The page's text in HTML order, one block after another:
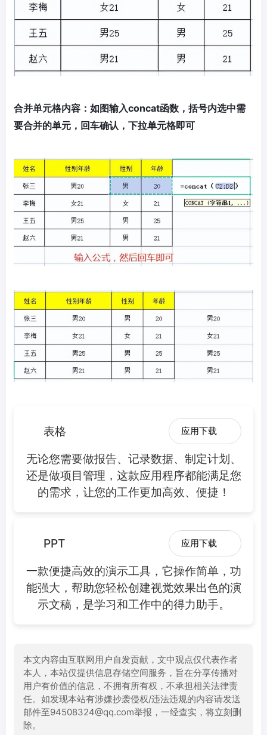
合并单元格内容：如图输入concat函数，括号内选中需
要合并的单元，回车确认，下拉单元格即可
表格 应用下载
无论您需要做报告、记录数据、制定计划、
还是做项目管理，这款应用程序都能满足您
的需求，让您的工作更加高效、便捷！
PPT 应用下载
一款便捷高效的演示工具，它操作简单，功
能强大，帮助您轻松创建视觉效果出色的演
示文稿，是学习和工作中的得力助手。
本文内容由互联网用户自发贡献，文中观点仅代表作者
本人，本站仅提供信息存储空间服务，旨在分享传播对
用户有价值的信息，不拥有所有权，不承担相关法律责
任。如发现本站有涉嫌抄袭侵权/违法违规的内容请发送
邮件至94508324@qq.com举报，一经查实，将立刻删
除。